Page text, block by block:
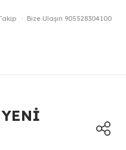
Bize Ulaşın 905528304100